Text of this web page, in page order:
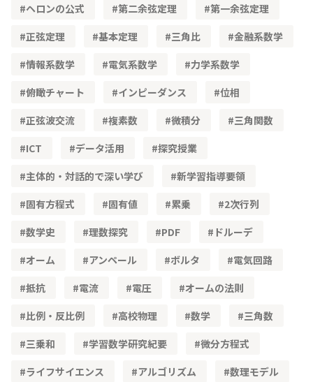
ヘロンの公式
第二余弦定理
第一余弦定理
正弦定理
基本定理 三角比
金融系数学
情報系数学
電気系数学
力学系数学
俯瞰チャート
インピーダンス
位相
正弦波交流
複素数 微積分
三角関数
ICT
データ活用
探究授業
主体的・対話的で深い学び
新学習指導要領
固有方程式
固有値 累乗
2次行列
数学史
理数探究 PDF
ドルーデ
オーム
アンペール ボルタ
電気回路
抵抗
電流 電圧
オームの法則
比例・反比例
高校物理 数学
三角数
三乗和
学習数学研究紀要
微分方程式
ライフサイエンス
アルゴリズム 数理モデル